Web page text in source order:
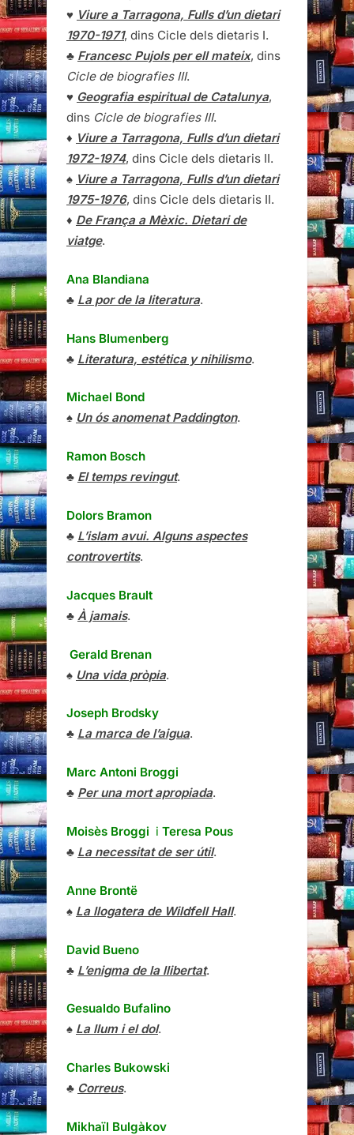
♥ Viure a Tarragona, Fulls d’un dietari
1970-1971, dins Cicle dels dietaris I.
♣ Francesc Pujols per ell mateix, dins
Cicle de biografies III.
♥ Geografia espiritual de Catalunya,
dins Cicle de biografies III.
♦ Viure a Tarragona, Fulls d’un dietari
1972-1974, dins Cicle dels dietaris II.
♠ Viure a Tarragona, Fulls d’un dietari
1975-1976, dins Cicle dels dietaris II.
♦ De França a Mèxic. Dietari de
viatge.
Ana Blandiana
♣ La por de la literatura.
Hans Blumenberg
♣ Literatura, estética y nihilismo.
Michael Bond
♠ Un ós anomenat Paddington.
Ramon Bosch
♣ El temps revingut.
Dolors Bramon
♣ L’islam avui. Alguns aspectes
controvertits.
Jacques Brault
♣ À jamais.
Gerald Brenan
♠ Una vida pròpia.
Joseph Brodsky
♣ La marca de l’aigua.
Marc Antoni Broggi
♣ Per una mort apropiada.
Moisès Broggi i Teresa Pous
♣ La necessitat de ser útil.
Anne Brontë
♠ La llogatera de Wildfell Hall.
David Bueno
♣ L’enigma de la llibertat.
Gesualdo Bufalino
♠ La llum i el dol.
Charles Bukowski
♣ Correus.
Mikhaïl Bulgàkov